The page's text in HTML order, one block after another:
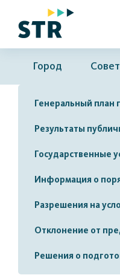
Город Совет
Генеральный план
Результаты
Государственные
Информация о
Разрешения на
Отклонение от
Решения о